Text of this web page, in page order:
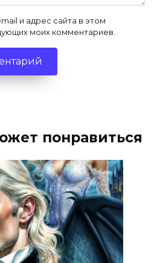
и адрес сайта в этом
моих комментариев.
понравиться